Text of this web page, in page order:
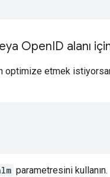
OpenID alanı
optimize etmek
parametresini kullanın.